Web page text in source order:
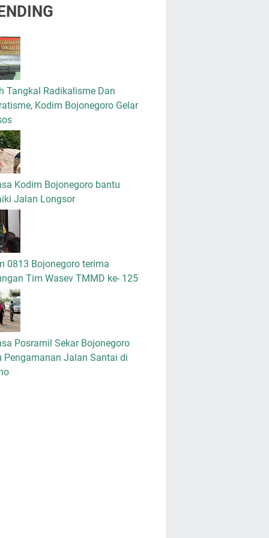
Tangkal Radikalisme Dan
Kodim Bojonegoro Gelar
Kodim Bojonegoro bantu
Jalan Longsor
0813 Bojonegoro terima
Tim Wasev TMMD ke- 125
Posramil Sekar Bojonegoro
Pengamanan Jalan Santai di